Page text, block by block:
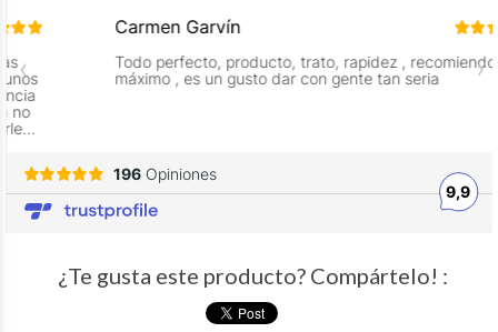
¿Te gusta este producto? Compártelo! :